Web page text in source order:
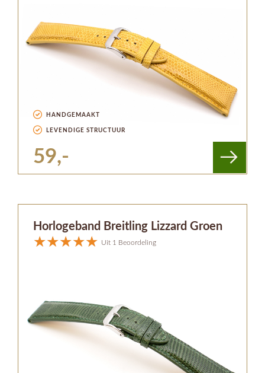
HANDGEMAAKT
LEVENDIGE STRUCTUUR
59,-
Horlogeband Breitling Lizzard Groen
Uit 1 Beoordeling